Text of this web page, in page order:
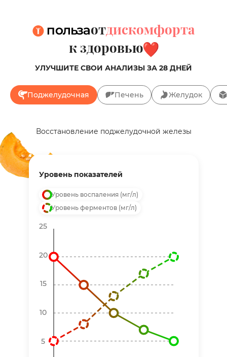
отдискомфорта
к здоровью
УЛУЧШИТЕ СВОИ АНАЛИЗЫ ЗА 28 ДНЕЙ
Поджелудочная Печень Желудок
Восстановление поджелудочной железы
Уровень показателей
Уровень воспаления (мг/л)
Уровень ферментов (мг/л)
5
10
15
20
25